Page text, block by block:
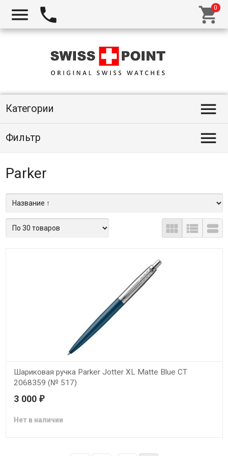
  
Категории 
Фильтр 
Parker
  
Шариковая ручка Parker Jotter XL Matte Blue CT
2068359 (№ 517)
Шариковая ручка Parker Jotter XL Matte Blue CT 2068359
3 000 ₽
Нет в наличии